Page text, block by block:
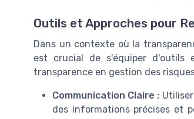
Outils et Approches pour
Dans un contexte où la
est crucial de s'équiper d'outils
transparence en gestion des
Communication Claire :
des informations précises et